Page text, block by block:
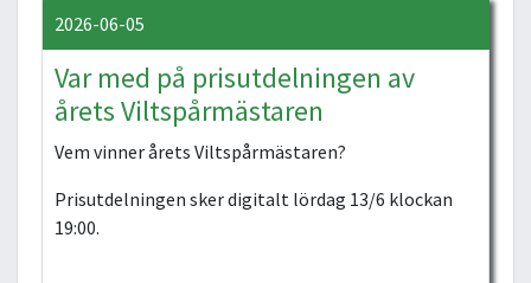
2026-06-05
Var med på prisutdelningen av
årets Viltspårmästaren
Vem vinner årets Viltspårmästaren?
Prisutdelningen sker digitalt lördag 13/6 klockan
19:00.